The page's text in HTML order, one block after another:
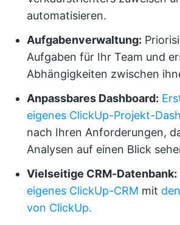
automatisieren.
Aufgabenverwaltung:
Aufgaben für Ihr Team und
Abhängigkeiten zwischen
Anpassbares Dashboard:
eigenes ClickUp-Projekt-
nach Ihren Anforderungen,
Analysen auf einen Blick
Vielseitige CRM-Datenbank:
eigenes ClickUp-CRM mit
von ClickUp.